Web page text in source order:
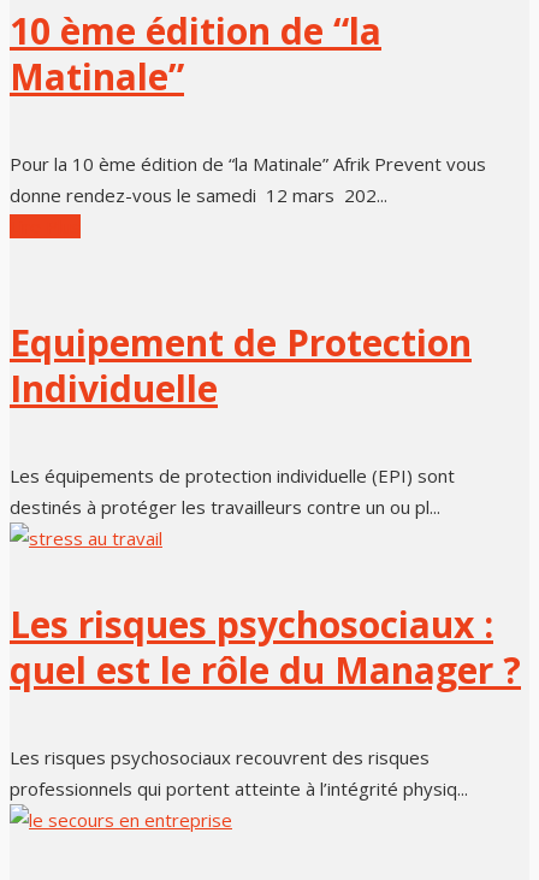
10 ème édition de “la
Matinale”
Pour la 10 ème édition de “la Matinale” Afrik Prevent vous
donne rendez-vous le samedi 12 mars 202...
Equipement de Protection
Individuelle
Les équipements de protection individuelle (EPI) sont
destinés à protéger les travailleurs contre un ou pl...
Les risques psychosociaux :
quel est le rôle du Manager ?
Les risques psychosociaux recouvrent des risques
professionnels qui portent atteinte à l’intégrité physiq...